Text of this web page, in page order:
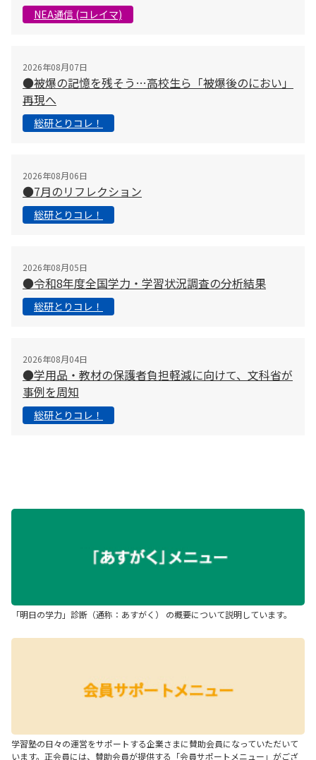
NEA通信 (コレイマ)
2026年08月07日
●被爆の記憶を残そう…高校生ら「被爆後のにおい」
再現へ
総研とりコレ！
2026年08月06日
●7月のリフレクション
総研とりコレ！
2026年08月05日
●令和8年度全国学力・学習状況調査の分析結果
総研とりコレ！
2026年08月04日
●学用品・教材の保護者負担軽減に向けて、文科省が
事例を周知
総研とりコレ！
「明日の学力」診断（通称：あすがく） の概要について説明しています。
学習塾の日々の運営をサポートする企業さまに賛助会員になっていただいて
います。正会員には、賛助会員が提供する「会員サポートメニュー」がござ